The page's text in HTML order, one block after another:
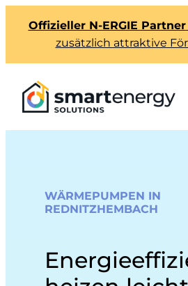
Offizieller N-ERGIE Partner
zusätzlich attraktive
WÄRMEPUMPEN IN
REDNITZHEMBACH